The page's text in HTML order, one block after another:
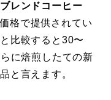
レンドコーヒー
格で提供されてい
比較すると30〜
に焙煎したての新
と言えます。